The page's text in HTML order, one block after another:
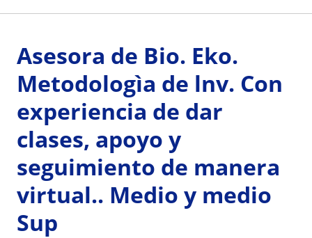
Asesora de Bio. Eko.
Metodologìa de lnv. Con
experiencia de dar
clases, apoyo y
seguimiento de manera
virtual.. Medio y medio
Sup